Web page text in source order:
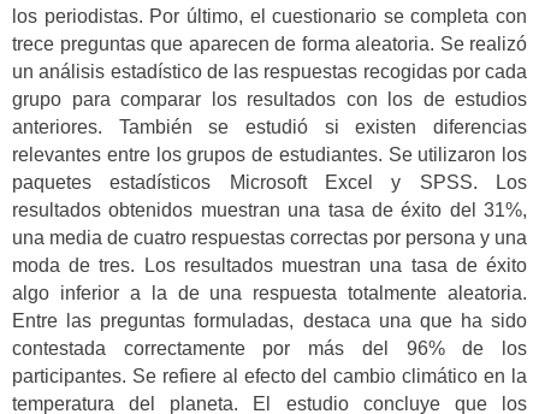
los periodistas. Por último, el cuestionario se completa con
trece preguntas que aparecen de forma aleatoria. Se realizó
un análisis estadístico de las respuestas recogidas por cada
grupo para comparar los resultados con los de estudios
anteriores. También se estudió si existen diferencias
relevantes entre los grupos de estudiantes. Se utilizaron los
paquetes estadísticos Microsoft Excel y SPSS. Los
resultados obtenidos muestran una tasa de éxito del 31%,
una media de cuatro respuestas correctas por persona y una
moda de tres. Los resultados muestran una tasa de éxito
algo inferior a la de una respuesta totalmente aleatoria.
Entre las preguntas formuladas, destaca una que ha sido
contestada correctamente por más del 96% de los
participantes. Se refiere al efecto del cambio climático en la
temperatura del planeta. El estudio concluye que los